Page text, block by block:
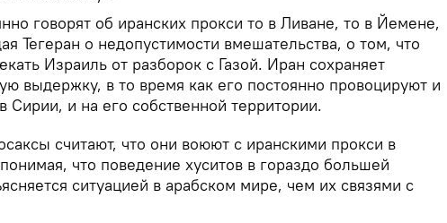
говорят об иранских прокси то в Ливане, то в Йемене,
Тегеран о недопустимости вмешательства, о том, что
Израиль от разборок с Газой. Иран сохраняет
выдержку, в то время как его постоянно провоцируют и
Сирии, и на его собственной территории.
считают, что они воюют с иранскими прокси в
что поведение хуситов в гораздо большей
ситуацией в арабском мире, чем их связями с